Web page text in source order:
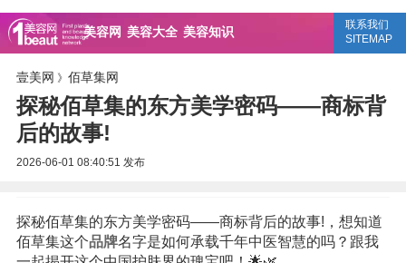
美容网 美容大全 美容知识
联系我们
SITEMAP
壹美网 》 佰草集网
探秘佰草集的东方美学密码——商标背
后的故事!
2026-06-01 08:40:51 发布
探秘佰草集的东方美学密码——商标背后的故事!，想知道
佰草集这个品牌名字是如何承载千年中医智慧的吗？跟我